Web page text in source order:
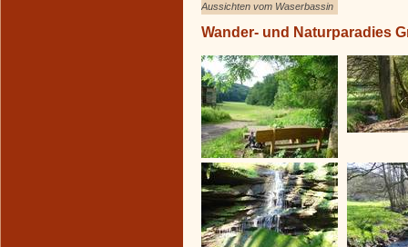
Aussichten vom Waserbassin
Wander- und Naturparadies